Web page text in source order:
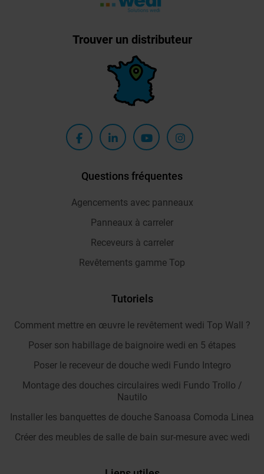
Trouver un distributeur
Questions fréquentes
Agencements avec panneaux
Panneaux à carreler
Receveurs à carreler
Revêtements gamme Top
Tutoriels
Comment mettre en œuvre le revêtement wedi Top Wall ?
Poser son habillage de baignoire wedi en 5 étapes
Poser le receveur de douche wedi Fundo Integro
Montage des douches circulaires wedi Fundo Trollo /
Nautilo
Installer les banquettes de douche Sanoasa Comoda Linea
Créer des meubles de salle de bain sur-mesure avec wedi